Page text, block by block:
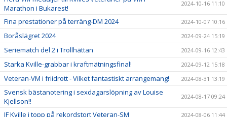
Marathon i Bukarest!
2024-10-16 11:10
Fina prestationer på terräng-DM 2024 2024-10-07 10:16
Boråslägret 2024 2024-09-24 15:19
Seriematch del 2 i Trollhättan 2024-09-16 12:43
Starka Kville-grabbar i kraftmätningsfinal! 2024-09-12 15:18
Veteran-VM i friidrott - Vilket fantastiskt arrangemang! 2024-08-31 13:19
Svensk bästanotering i sexdagarslöpning av Louise
Kjellson!!
2024-08-17 09:24
IF Kville i topp på rekordstort Veteran-SM 2024-08-06 11:44